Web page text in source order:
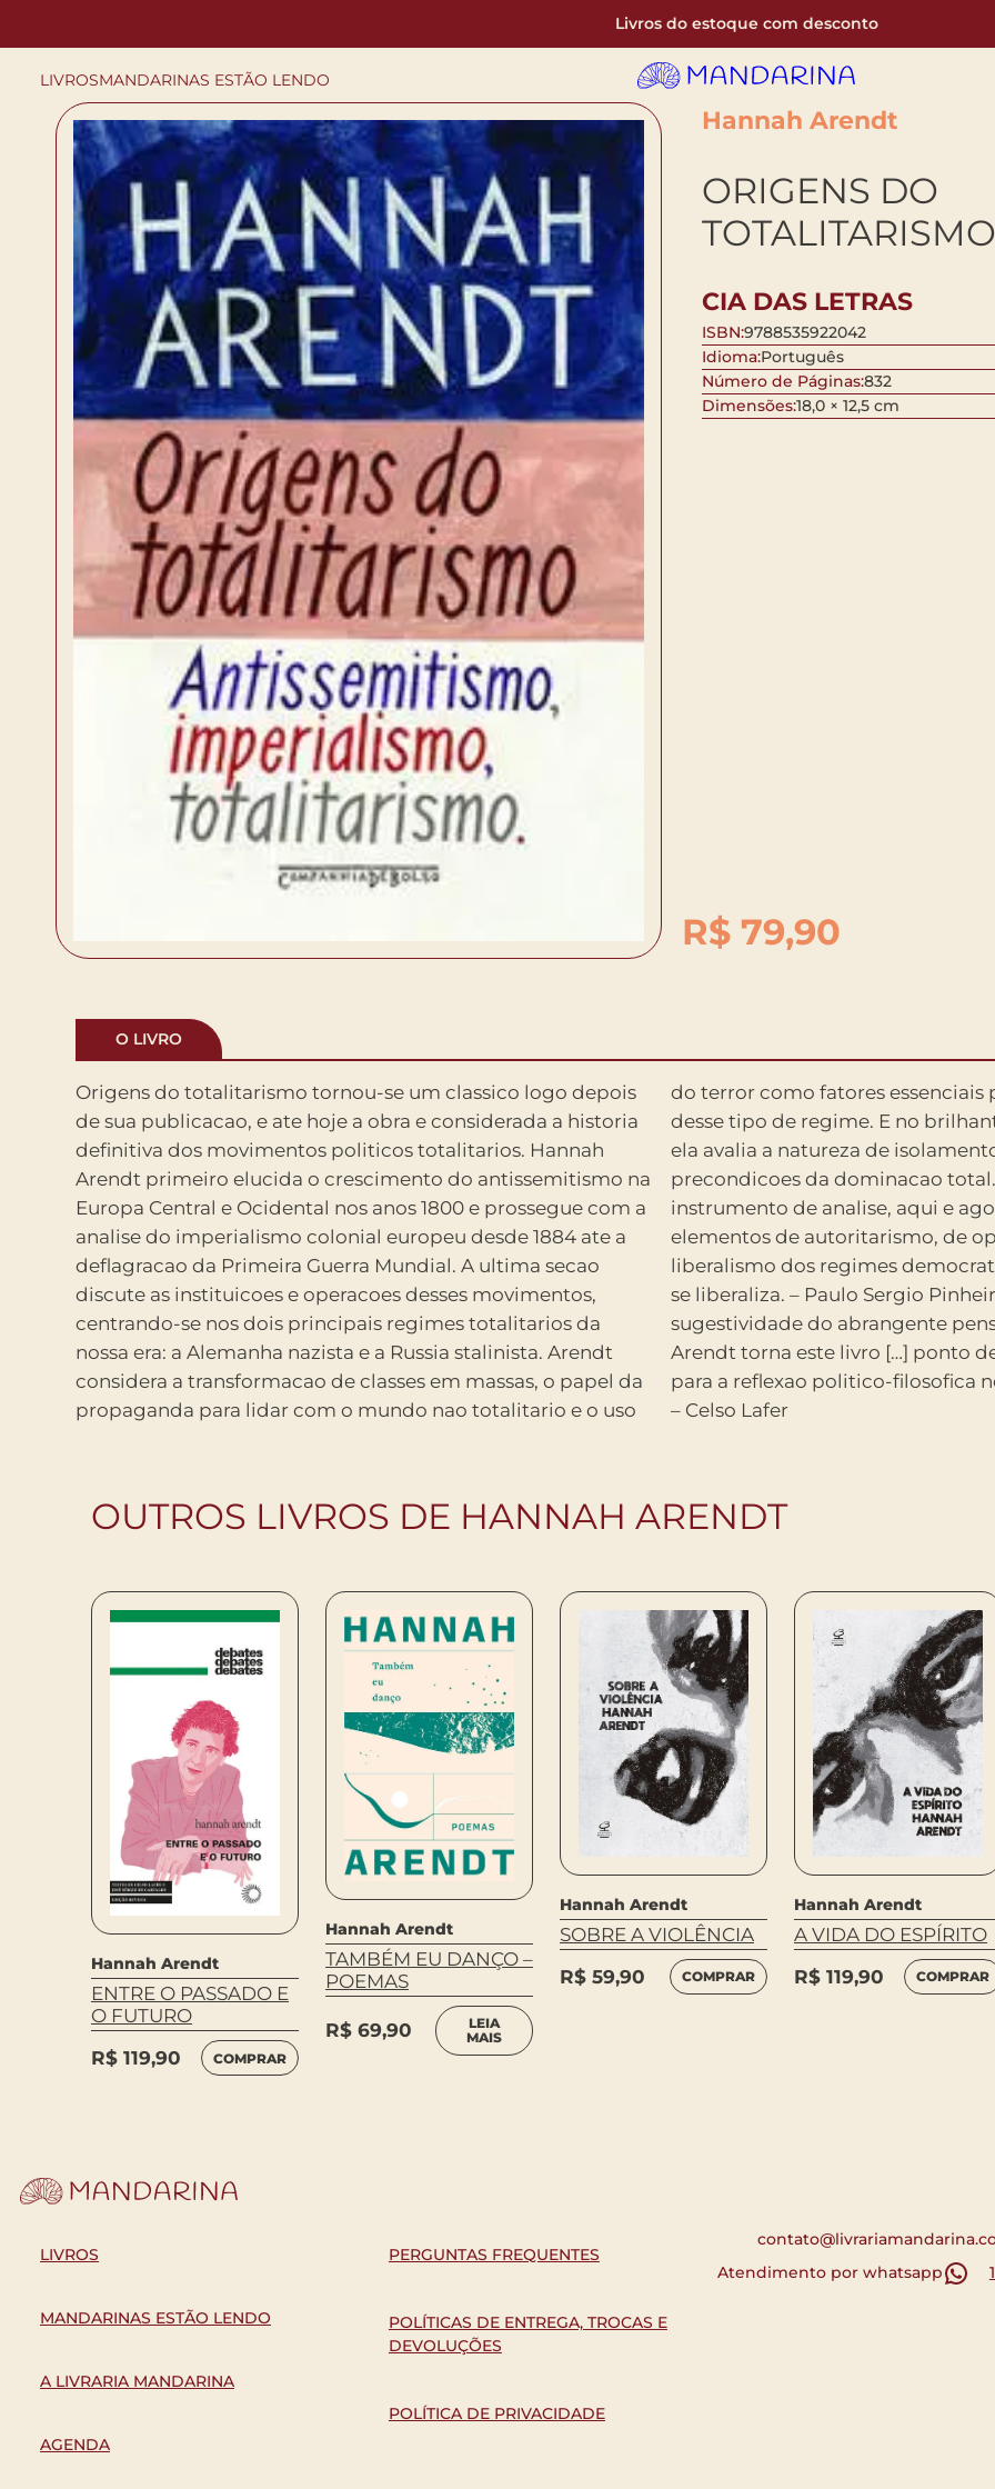
Livros do estoque com desconto
LIVROSMANDARINAS ESTÃO LENDO
Hannah Arendt
ORIGENS DO
TOTALITARISMO
CIA DAS LETRAS
ISBN:9788535922042
Idioma:Português
Número de Páginas:832
Dimensões:18,0 × 12,5 cm
R$79,90
O LIVRO
Origens do totalitarismo tornou-se um classico logo depois
de sua publicacao, e ate hoje a obra e considerada a historia
definitiva dos movimentos politicos totalitarios. Hannah
Arendt primeiro elucida o crescimento do antissemitismo na
Europa Central e Ocidental nos anos 1800 e prossegue com a
analise do imperialismo colonial europeu desde 1884 ate a
deflagracao da Primeira Guerra Mundial. A ultima secao
discute as instituicoes e operacoes desses movimentos,
centrando-se nos dois principais regimes totalitarios da
nossa era: a Alemanha nazista e a Russia stalinista. Arendt
considera a transformacao de classes em massas, o papel da
propaganda para lidar com o mundo nao totalitario e o uso
do terror como fatores essenciais para o funcionamento
desse tipo de regime. E no brilhante capitulo de conclusao,
ela avalia a natureza de isolamento e solidao como
precondicoes da dominacao total. Um formidavel
instrumento de analise, aqui e agora, para desvendar os
elementos de autoritarismo, de opressao, que sobrevivem no
liberalismo dos regimes democraticos ou no socialismo que
se liberaliza. – Paulo Sergio Pinheiro A incisiva e inesgotavel
sugestividade do abrangente pensamento de Hannah
Arendt torna este livro […] ponto de referencia indispensavel
para a reflexao politico-filosofica no mundo contemporaneo.
– Celso Lafer
OUTROS LIVROS DE HANNAH ARENDT
Hannah Arendt
ENTRE O PASSADO E
O FUTURO
R$ 119,90 COMPRAR
Hannah Arendt
TAMBÉM EU DANÇO –
POEMAS
R$ 69,90
LEIA
MAIS
Hannah Arendt
SOBRE A VIOLÊNCIA
R$ 59,90 COMPRAR
Hannah Arendt
A VIDA DO ESPÍRITO
R$ 119,90 COMPRAR
LIVROS
MANDARINAS ESTÃO LENDO
A LIVRARIA MANDARINA
AGENDA
PERGUNTAS FREQUENTES
POLÍTICAS DE ENTREGA, TROCAS E
DEVOLUÇÕES
POLÍTICA DE PRIVACIDADE
Atendimento por whatsapp